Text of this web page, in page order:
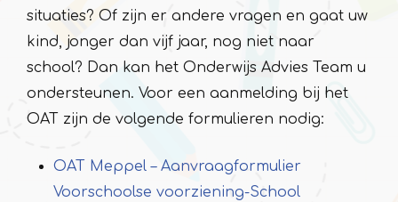
situaties? Of zijn er andere vragen en gaat uw
kind, jonger dan vijf jaar, nog niet naar
school? Dan kan het Onderwijs Advies Team u
ondersteunen. Voor een aanmelding bij het
OAT zijn de volgende formulieren nodig:
OAT Meppel – Aanvraagformulier
Voorschoolse voorziening-School